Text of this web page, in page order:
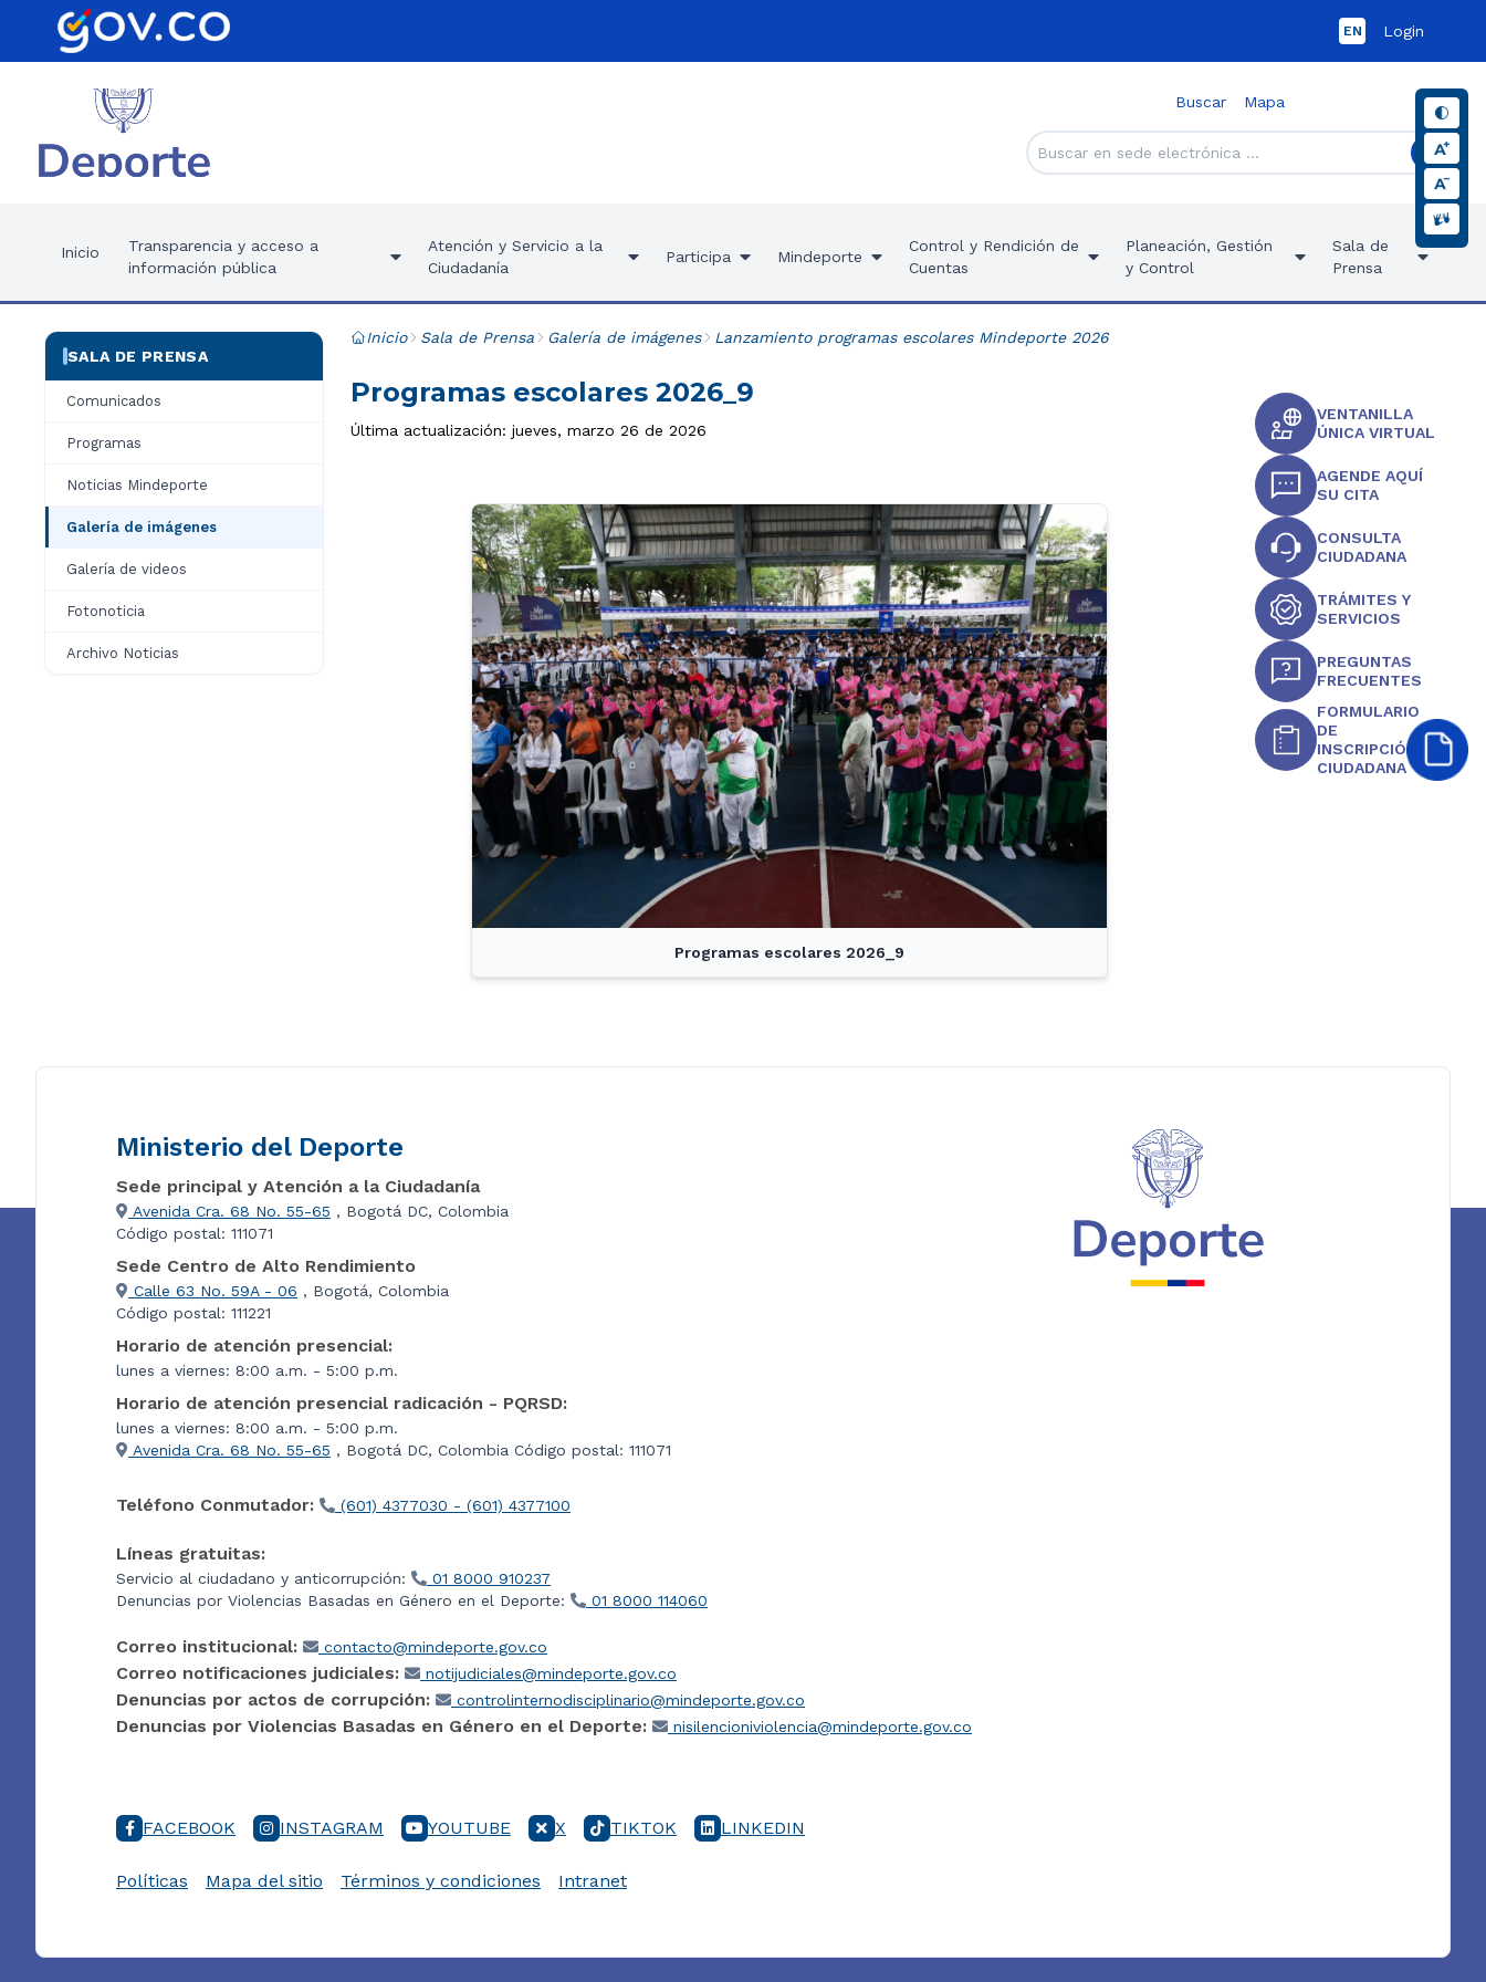
EN Login
Buscar Mapa
Inicio
Transparencia y acceso a
información pública
Atención y Servicio a la
Ciudadanía
Participa Mindeporte
Control y Rendición de
Cuentas
Planeación, Gestión
y Control
Sala de
Prensa
SALA DE PRENSA
Comunicados
Programas
Noticias Mindeporte
Galería de imágenes
Galería de videos
Fotonoticia
Archivo Noticias
Inicio Sala de Prensa Galería de imágenes Lanzamiento programas escolares Mindeporte 2026
Programas escolares 2026_9
Última actualización: jueves, marzo 26 de 2026
Programas escolares 2026_9
VENTANILLA
ÚNICA VIRTUAL
AGENDE AQUÍ
SU CITA
CONSULTA
CIUDADANA
TRÁMITES Y
SERVICIOS
PREGUNTAS
FRECUENTES
FORMULARIO
DE
INSCRIPCIÓN
CIUDADANA
Ministerio del Deporte
Sede principal y Atención a la Ciudadanía
Avenida Cra. 68 No. 55-65 , Bogotá DC, Colombia
Código postal: 111071
Sede Centro de Alto Rendimiento
Calle 63 No. 59A - 06 , Bogotá, Colombia
Código postal: 111221
Horario de atención presencial:
lunes a viernes: 8:00 a.m. - 5:00 p.m.
Horario de atención presencial radicación - PQRSD:
lunes a viernes: 8:00 a.m. - 5:00 p.m.
Avenida Cra. 68 No. 55-65 , Bogotá DC, Colombia Código postal: 111071
Teléfono Conmutador: (601) 4377030 - (601) 4377100
Líneas gratuitas:
Servicio al ciudadano y anticorrupción:
01 8000 910237
Denuncias por Violencias Basadas en Género en el Deporte:
01 8000 114060
Correo institucional: contacto@mindeporte.gov.co
Correo notificaciones judiciales: notijudiciales@mindeporte.gov.co
Denuncias por actos de corrupción: controlinternodisciplinario@mindeporte.gov.co
Denuncias por Violencias Basadas en Género en el Deporte: nisilencioniviolencia@mindeporte.gov.co
FACEBOOK INSTAGRAM YOUTUBE X TIKTOK LINKEDIN
Políticas Mapa del sitio Términos y condiciones Intranet